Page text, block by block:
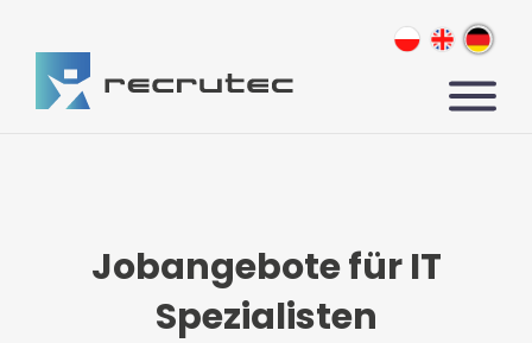
Jobangebote für IT
Spezialisten